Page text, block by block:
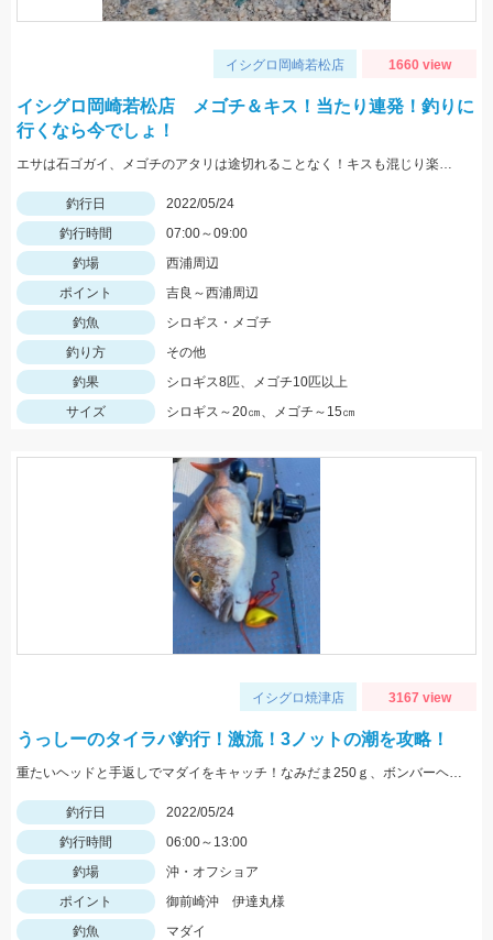
イシグロ岡崎若松店 1660 view
イシグロ岡崎若松店 メゴチ＆キス！当たり連発！釣りに
行くなら今でしょ！
エサは石ゴガイ、メゴチのアタリは途切れることなく！キスも混じり楽しめました♪
釣行日
2022/05/24
釣行時間
07:00～09:00
釣場
西浦周辺
ポイント
吉良～西浦周辺
釣魚
シロギス・メゴチ
釣り方
その他
釣果
シロギス8匹、メゴチ10匹以上
サイズ
シロギス～20㎝、メゴチ～15㎝
イシグロ焼津店 3167 view
うっしーのタイラバ釣行！激流！3ノットの潮を攻略！
重たいヘッドと手返しでマダイをキャッチ！なみだま250ｇ、ボンバーヘッドＴＧ250ｇ使用。
釣行日
2022/05/24
釣行時間
06:00～13:00
釣場
沖・オフショア
ポイント
御前崎沖 伊達丸様
釣魚
マダイ